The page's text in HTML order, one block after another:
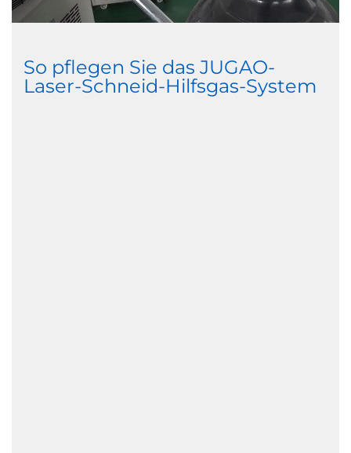
So pflegen Sie das JUGAO-
Laser-Schneid-Hilfsgas-System